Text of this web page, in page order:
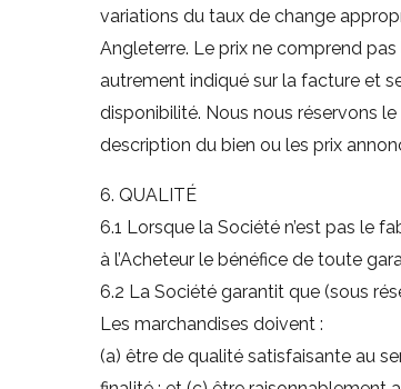
variations du taux de change
Angleterre. Le prix ne comprend pas
autrement indiqué sur la facture et
disponibilité. Nous nous réservons
description du bien ou les prix
6. QUALITÉ
6.1 Lorsque la Société n’est pas le
à l’Acheteur le bénéfice de toute
6.2 La Société garantit que (sous
Les marchandises doivent :
(a) être de qualité satisfaisante au